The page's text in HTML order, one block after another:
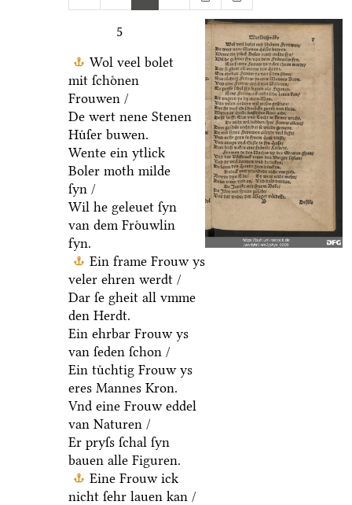
5
Wol veel bolet
mit ſchoͤnen
Frouwen /
De wert nene Stenen
Huͤſer buwen.
Wente ein ytlick
Boler moth milde
ſyn /
Wil he geleuet ſyn
van dem Froͤuwlin
fyn.
Ein frame Frouw ys
veler ehren werdt /
Dar ſe gheit all vmme
den Herdt.
Ein ehrbar Frouw ys
van ſeden ſchon /
Ein tuͤchtig Frouw ys
eres Mannes Kron.
Vnd eine Frouw eddel
van Naturen /
Er pryſs ſchal ſyn
bauen alle Figuren.
Eine Frouw ick
nicht ſehr lauen kan /